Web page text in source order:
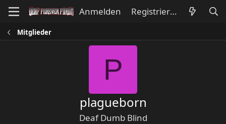
Anmelden Registrieren
Mitglieder
P
plagueborn
Deaf Dumb Blind